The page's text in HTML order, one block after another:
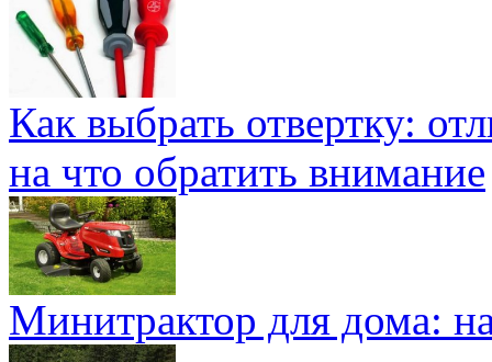
Как выбрать отвертку:
на что обратить внимание
Минитрактор для дома: